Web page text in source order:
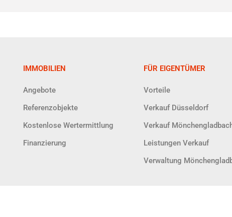
IMMOBILIEN
Angebote
Referenzobjekte
Kostenlose Wertermittlung
Finanzierung
FÜR EIGENTÜMER
Vorteile
Verkauf Düsseldorf
Verkauf
Leistungen Verkauf
Verwaltung